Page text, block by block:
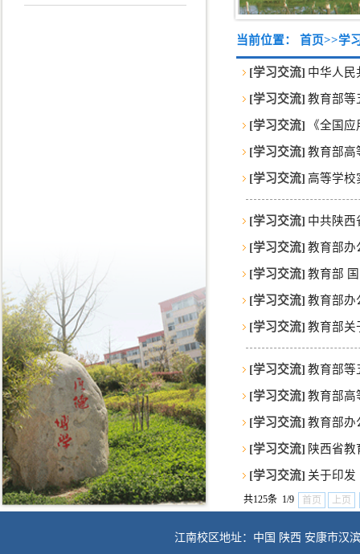
当前位置： 首页>>学
[学习交流] 中华人民
[学习交流] 教育部等
[学习交流] 《全国
[学习交流] 教育部高
[学习交流] 高等学校
[学习交流] 中共陕西
[学习交流] 教育部办
[学习交流] 教育部
[学习交流] 教育部办
[学习交流] 教育部关
[学习交流] 教育部等
[学习交流] 教育部高
[学习交流] 教育部办
[学习交流] 陕西省
[学习交流] 关于印发
共125条 1/9 首页 上页
江南校区地址：中国 陕西 安康市